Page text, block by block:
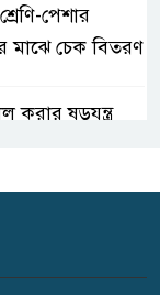
পেশার
মাঝে চেক বিতরণ
করার ষড়যন্ত্র
দিবসে ১১